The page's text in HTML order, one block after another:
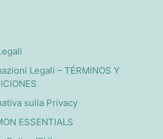
Legali – TÉRMINOS Y
sulla Privacy
ESSENTIALS